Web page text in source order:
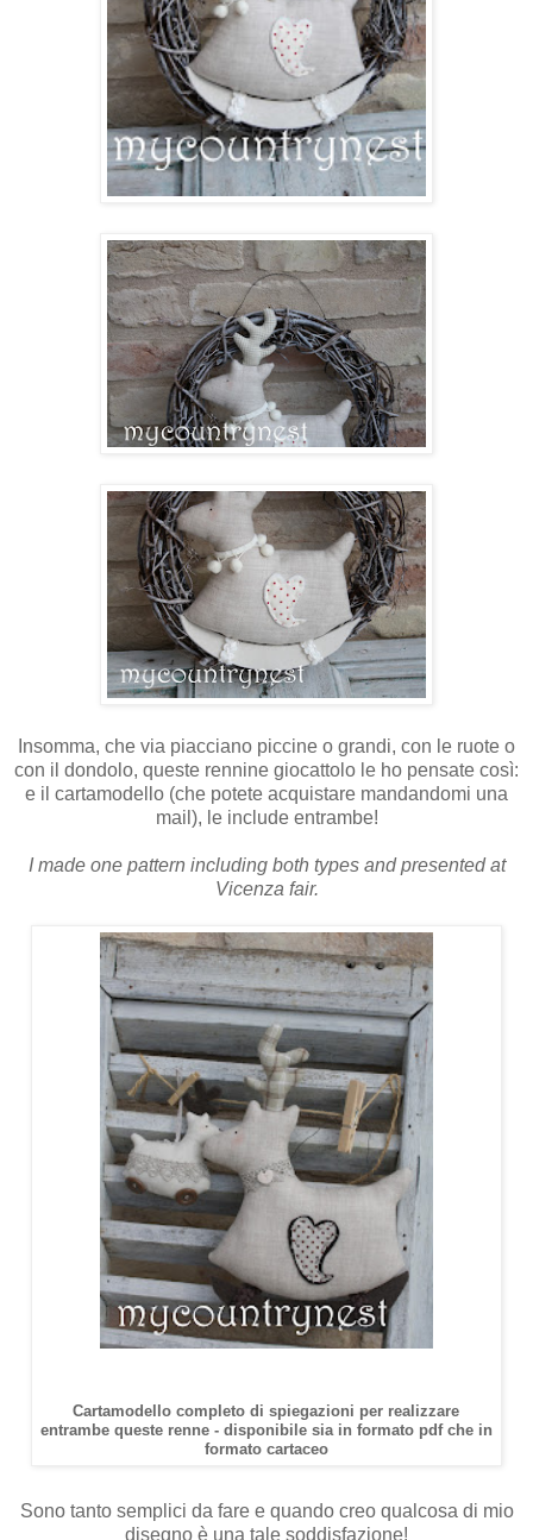
Insomma, che via piacciano piccine o grandi, con le ruote o
con il dondolo, queste rennine giocattolo le ho pensate così:
e il cartamodello (che potete acquistare mandandomi una
mail), le include entrambe!
I made one pattern including both types and presented at
Vicenza fair.
Cartamodello completo di spiegazioni per realizzare
entrambe queste renne - disponibile sia in formato pdf che in
formato cartaceo
Sono tanto semplici da fare e quando creo qualcosa di mio
disegno è una tale soddisfazione!